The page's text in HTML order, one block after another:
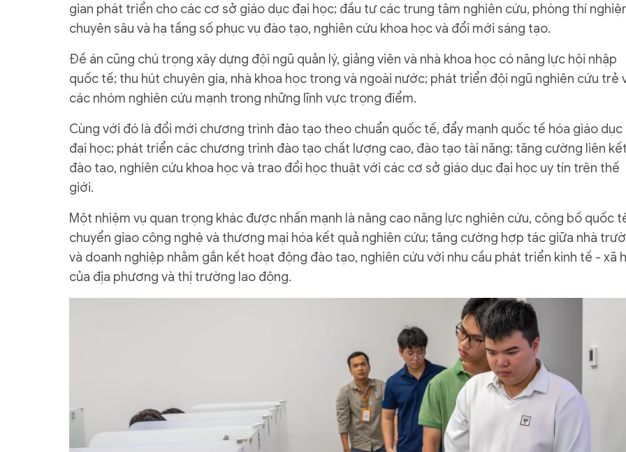
gian phát triển cho các cơ sở giáo dục đại học; đầu tư các trung tâm nghiên cứu, phòng thí
chuyên sâu và hạ tầng số phục vụ đào tạo, nghiên cứu khoa học và đổi mới sáng tạo.
Đề án cũng chú trọng xây dựng đội ngũ quản lý, giảng viên và nhà khoa học có năng lực hội nhập
quốc tế; thu hút chuyên gia, nhà khoa học trong và ngoài nước; phát triển đội ngũ nghiên cứu trẻ
các nhóm nghiên cứu mạnh trong những lĩnh vực trọng điểm.
Cùng với đó là đổi mới chương trình đào tạo theo chuẩn quốc tế, đẩy mạnh quốc tế hóa giáo dục
đại học; phát triển các chương trình đào tạo chất lượng cao, đào tạo tài năng; tăng cường liên kết
đào tạo, nghiên cứu khoa học và trao đổi học thuật với các cơ sở giáo dục đại học uy tín trên thế
giới.
Một nhiệm vụ quan trọng khác được nhấn mạnh là nâng cao năng lực nghiên cứu, công bố quốc
chuyển giao công nghệ và thương mại hóa kết quả nghiên cứu; tăng cường hợp tác giữa nhà
và doanh nghiệp nhằm gắn kết hoạt động đào tạo, nghiên cứu với nhu cầu phát triển kinh tế - xã
của địa phương và thị trường lao động.